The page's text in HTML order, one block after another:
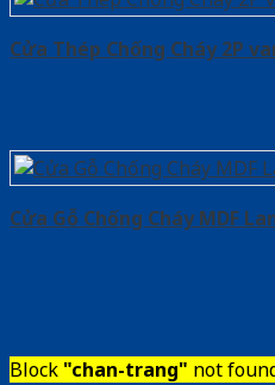
Cửa Thép Chống Cháy 2P
Cửa Gỗ Chống Cháy MDF
Block "chan-trang" not